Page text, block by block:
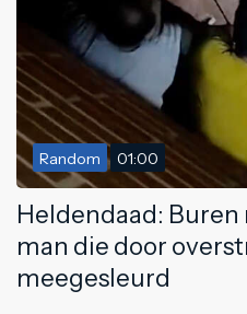
Random 01:00
Heldendaad: Buren
man die door
meegesleurd